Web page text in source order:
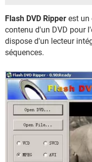
Flash DVD Ripper est un
contenu d'un DVD pour
dispose d'un lecteur
séquences.